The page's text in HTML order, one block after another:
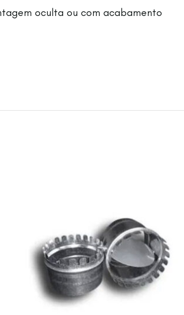
oculta ou com acabamento